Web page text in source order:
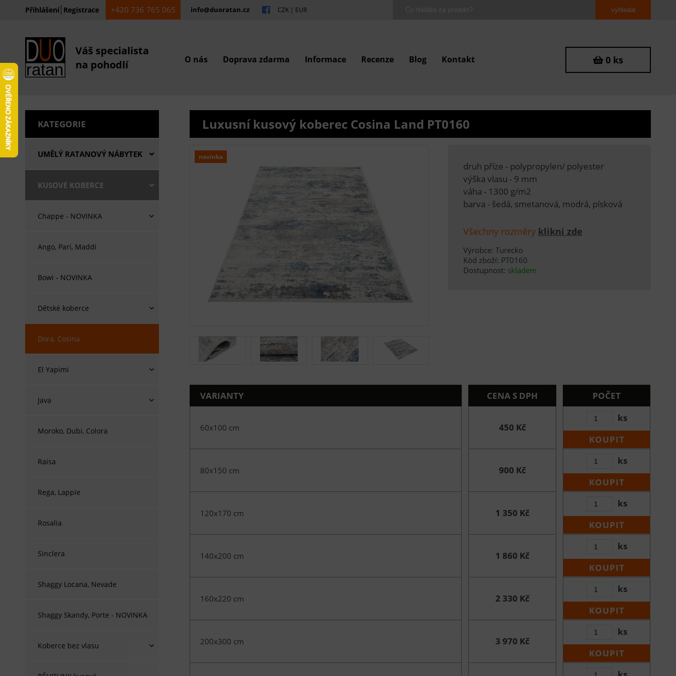
Přihlášení Registrace +420 736 765 065 info@duoratan.cz CZK | EUR
Váš specialista
na pohodlí
O nás Doprava zdarma Informace Recenze Blog Kontakt 0 ks
KATEGORIE
UMĚLÝ RATANOVÝ NÁBYTEK
KUSOVÉ KOBERCE
Chappe - NOVINKA
Ango, Pari, Maddi
Bowi - NOVINKA
Dětské koberce
Dora, Cosina
El Yapimi
Java
Moroko, Dubi, Colora
Raisa
Rega, Lappie
Rosalia
Sinclera
Shaggy Locana, Nevade
Shaggy Skandy, Porte - NOVINKA
Koberce bez vlasu
Luxusní kusový koberec Cosina Land PT0160
novinka
druh příze - polypropylen/ polyester
výška vlasu - 9 mm
váha - 1300 g/m2
barva - šedá, smetanová, modrá, písková
Všechny rozměry klikni zde
Výrobce: Turecko
Kód zboží: PT0160
Dostupnost: skladem
VARIANTY CENA S DPH POČET
60x100 cm 450 Kč
ks
KOUPIT
80x150 cm 900 Kč
ks
KOUPIT
120x170 cm 1 350 Kč
ks
KOUPIT
140x200 cm 1 860 Kč
ks
KOUPIT
160x220 cm 2 330 Kč
ks
KOUPIT
200x300 cm 3 970 Kč
ks
KOUPIT